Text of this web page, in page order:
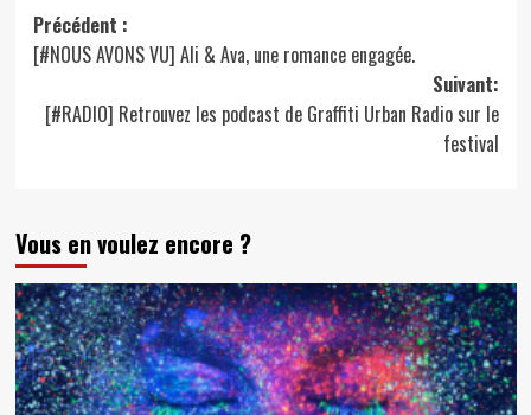
Navigation
d’article
Précédent :
[#NOUS AVONS VU] Ali & Ava, une romance engagée.
Suivant:
[#RADIO] Retrouvez les podcast de Graffiti Urban Radio sur le
festival
Vous en voulez encore ?